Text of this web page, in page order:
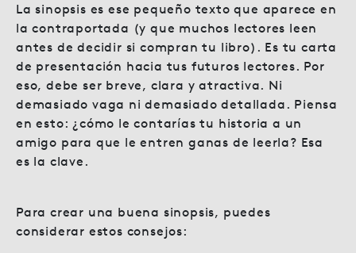
La sinopsis es ese pequeño texto que aparece en
la contraportada (y que muchos lectores leen
antes de decidir si compran tu libro). Es tu carta
de presentación hacia tus futuros lectores. Por
eso, debe ser breve, clara y atractiva. Ni
demasiado vaga ni demasiado detallada. Piensa
en esto: ¿cómo le contarías tu historia a un
amigo para que le entren ganas de leerla? Esa
es la clave.
Para crear una buena sinopsis, puedes
considerar estos consejos: